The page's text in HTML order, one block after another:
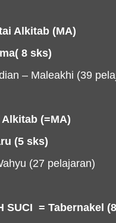
Alkitab (MA)
8 sks)
– Maleakhi (39
(=MA)
(5 sks)
(27 pelajaran)
SUCI = Tabernakel